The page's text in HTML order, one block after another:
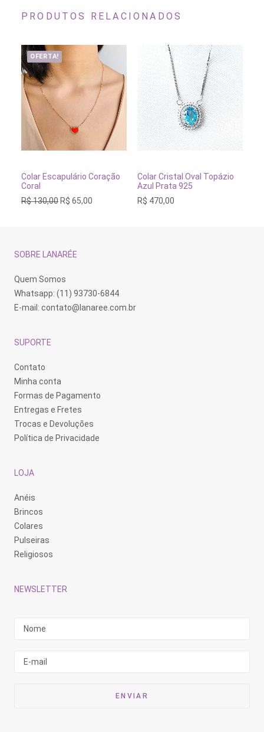
PRODUTOS RELACIONADOS
OFERTA!
ADICIONAR AO CARRINHO
Colar Escapulário Coração
Coral
R$130,00OR$ 65,00
ADICIONAR AO
Colar Cristal Oval Topázio
Azul Prata 925
R$ 470,00
SOBRE LANARÉE
Quem Somos
Whatsapp: (11) 93730-6844
E-mail: contato@lanaree.com.br
SUPORTE
Contato
Minha conta
Formas de Pagamento
Entregas e Fretes
Trocas e Devoluções
Política de Privacidade
LOJA
Anéis
Brincos
Colares
Pulseiras
Religiosos
NEWSLETTER